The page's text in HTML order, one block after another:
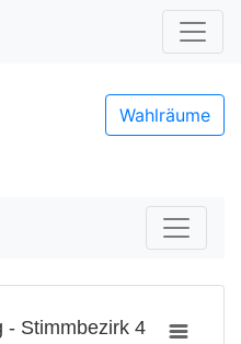
Wahlräume
- Stimmbezirk 4